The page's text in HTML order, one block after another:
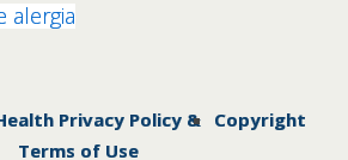
alergia
Privacy Policy &
Terms of Use
Copyright